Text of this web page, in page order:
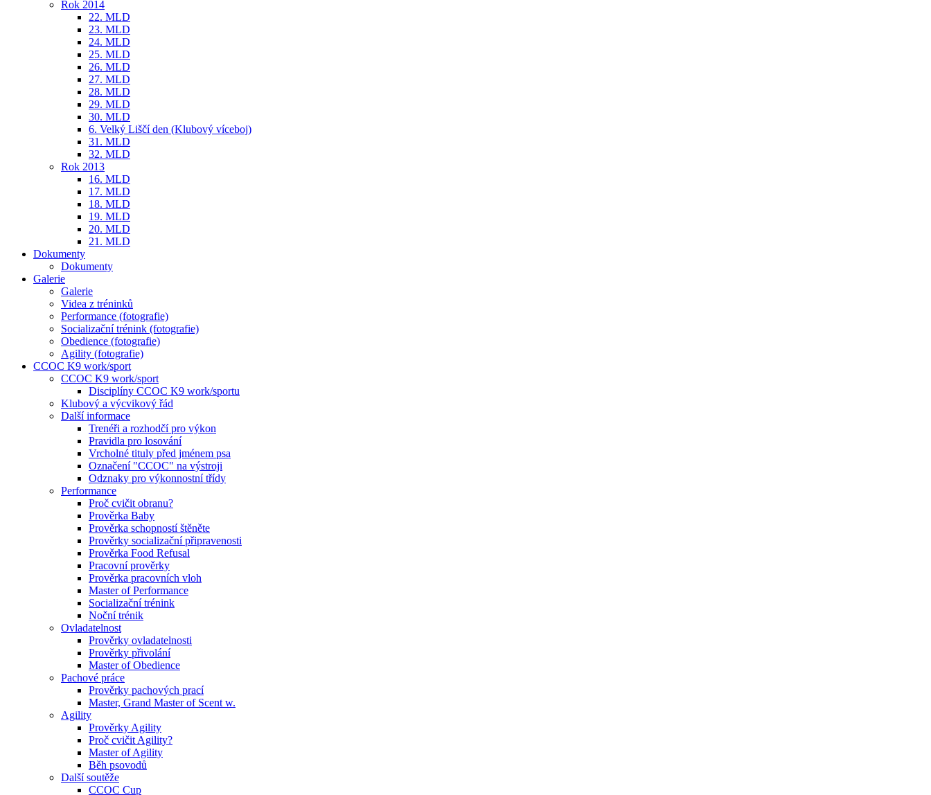
Rok 2014
22. MLD
23. MLD
24. MLD
25. MLD
26. MLD
27. MLD
28. MLD
29. MLD
30. MLD
6. Velký Liščí den (Klubový víceboj)
31. MLD
32. MLD
Rok 2013
16. MLD
17. MLD
18. MLD
19. MLD
20. MLD
21. MLD
Dokumenty
Dokumenty
Galerie
Galerie
Videa z tréninků
Performance (fotografie)
Socializační trénink (fotografie)
Obedience (fotografie)
Agility (fotografie)
CCOC K9 work/sport
CCOC K9 work/sport
Disciplíny CCOC K9 work/sportu
Klubový a výcvikový řád
Další informace
Trenéři a rozhodčí pro výkon
Pravidla pro losování
Vrcholné tituly před jménem psa
Označení "CCOC" na výstroji
Odznaky pro výkonnostní třídy
Performance
Proč cvičit obranu?
Prověrka Baby
Prověrka schopností štěněte
Prověrky socializační připravenosti
Prověrka Food Refusal
Pracovní prověrky
Prověrka pracovních vloh
Master of Performance
Socializační trénink
Noční trénik
Ovladatelnost
Prověrky ovladatelnosti
Prověrky přivolání
Master of Obedience
Pachové práce
Prověrky pachových prací
Master, Grand Master of Scent w.
Agility
Prověrky Agility
Proč cvičit Agility?
Master of Agility
Běh psovodů
Další soutěže
CCOC Cup